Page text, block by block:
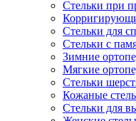
Стельки при
Стельки для
Стельки с
Зимние
Мягкие
Стельки
Кожаные
Стельки для